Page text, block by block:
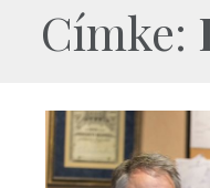
Címke: